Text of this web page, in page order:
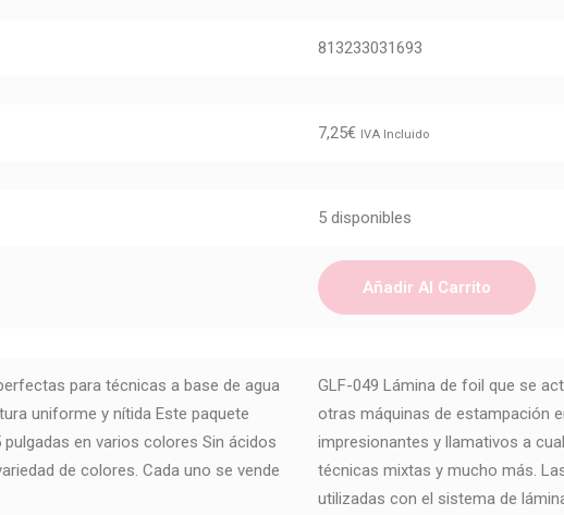
813233031693
7,25€ IVA Incluido
5 disponibles
Añadir Al Carrito
para técnicas a base de agua
uniforme y nítida Este paquete
en varios colores Sin ácidos
de colores. Cada uno se vende
GLF-049 Lámina de foil que se
otras máquinas de estampación
impresionantes y llamativos a
técnicas mixtas y mucho más.
utilizadas con el sistema de